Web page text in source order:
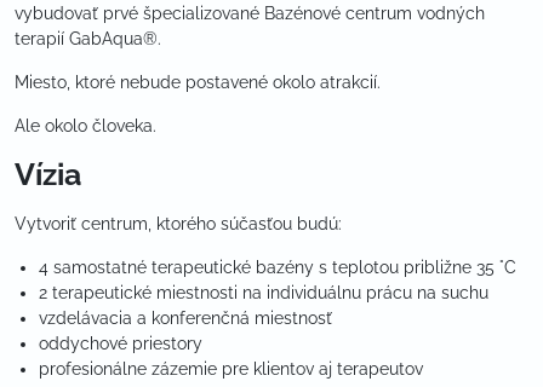
vybudovať prvé špecializované Bazénové centrum vodných
terapií GabAqua®.
Miesto, ktoré nebude postavené okolo atrakcií.
Ale okolo človeka.
Vízia
Vytvoriť centrum, ktorého súčasťou budú:
4 samostatné terapeutické bazény s teplotou približne 35 °C
2 terapeutické miestnosti na individuálnu prácu na suchu
vzdelávacia a konferenčná miestnosť
oddychové priestory
profesionálne zázemie pre klientov aj terapeutov